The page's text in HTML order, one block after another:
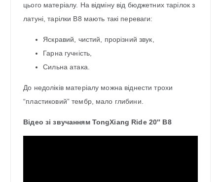
цього матеріалу. На відміну від бюджетних тарілок з
латуні, тарілки B8 мають такі переваги:
Яскравий, чистий, прорізний звук,
Гарна гучність,
Сильна атака.
До недоліків матеріалу можна віднести трохи
“пластиковий” тембр, мало глибини.
Відео зі звучанням TongXiang Ride 20″ B8